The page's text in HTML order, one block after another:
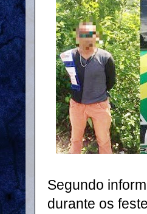
Segundo
durante os